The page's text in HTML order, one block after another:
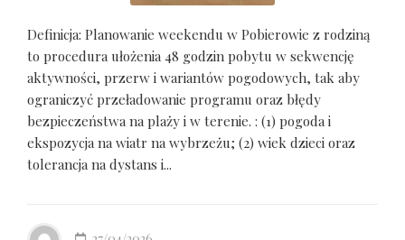
Definicja: Planowanie weekendu w Pobierowie z rodziną
to procedura ułożenia 48 godzin pobytu w sekwencję
aktywności, przerw i wariantów pogodowych, tak aby
ograniczyć przeładowanie programu oraz błędy
bezpieczeństwa na plaży i w terenie. : (1) pogoda i
ekspozycja na wiatr na wybrzeżu; (2) wiek dzieci oraz
tolerancja na dystans i...